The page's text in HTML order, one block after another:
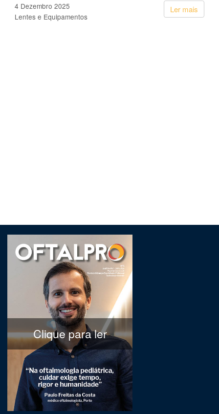
Ler mais
4 Dezembro 2025
Lentes e Equipamentos
Clique para ler